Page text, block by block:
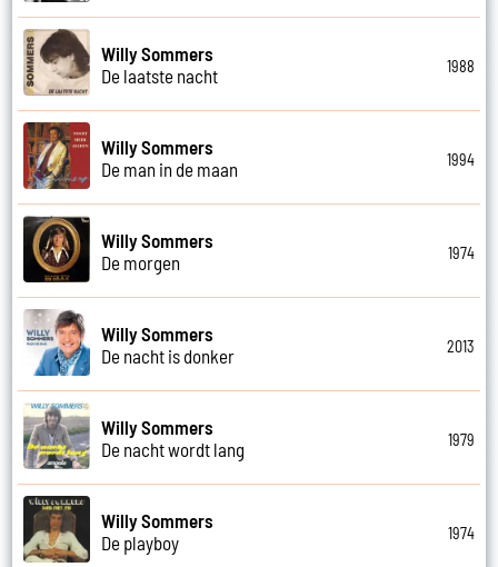
Willy Sommers
De laatste nacht
1988
Willy Sommers
De man in de maan
1994
Willy Sommers
De morgen
1974
Willy Sommers
De nacht is donker
2013
Willy Sommers
De nacht wordt lang
1979
Willy Sommers
De playboy
1974